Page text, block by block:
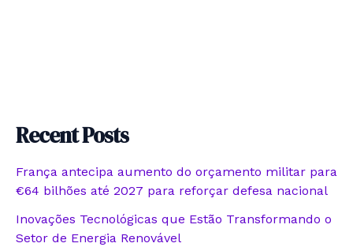
Recent Posts
França antecipa aumento do orçamento militar para
€64 bilhões até 2027 para reforçar defesa nacional
Inovações Tecnológicas que Estão Transformando o
Setor de Energia Renovável